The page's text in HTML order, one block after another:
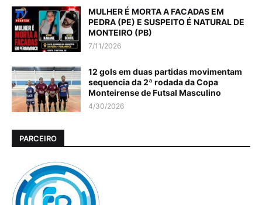
MULHER É MORTA A FACADAS EM
PEDRA (PE) E SUSPEITO É NATURAL DE
MONTEIRO (PB)
7/11/2026
12 gols em duas partidas movimentam
sequencia da 2ª rodada da Copa
Monteirense de Futsal Masculino
4/30/2026
PARCEIRO